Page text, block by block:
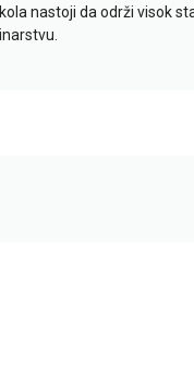
nastoji da održi visok